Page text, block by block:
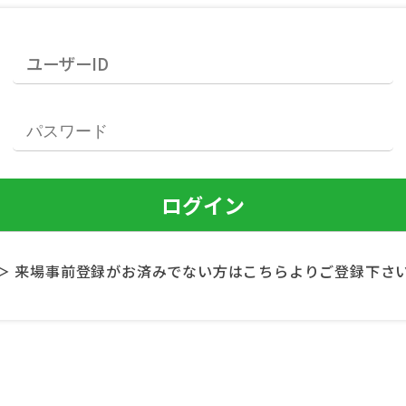
来場事前登録がお済みでない方はこちらよりご登録下さ